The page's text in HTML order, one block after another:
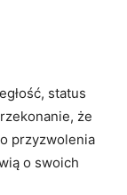
status
że
przyzwolenia
o swoich